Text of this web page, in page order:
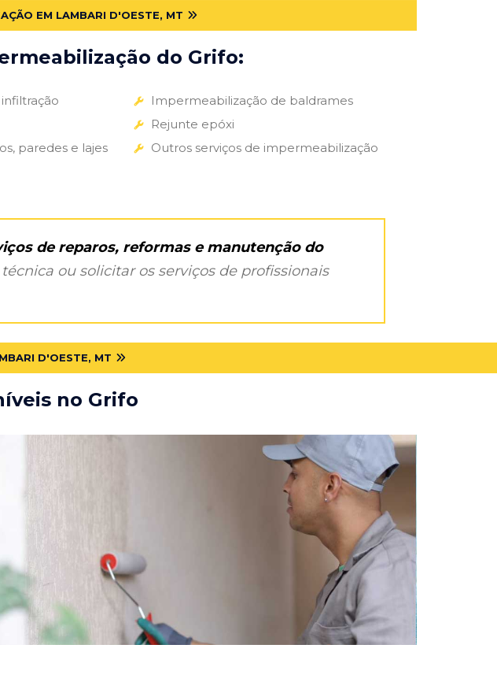
EM LAMBARI D'OESTE, MT
do Grifo:
paredes e lajes
Impermeabilização de baldrames
Rejunte epóxi
Outros serviços de impermeabilização
de reparos, reformas e manutenção do
ou solicitar os serviços de profissionais
D'OESTE, MT
no Grifo